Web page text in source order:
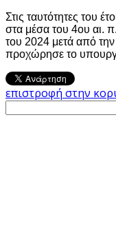
Στις ταυτότητες του
στα μέσα του 4ου αι.
του 2024 μετά από
προχώρησε το
επιστροφή στην